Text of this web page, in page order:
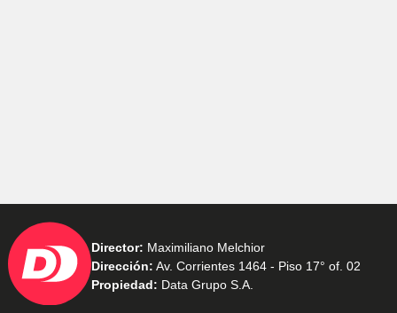
Director: Maximiliano Melchior
Dirección: Av. Corrientes 1464 - Piso 17° of. 02
Propiedad: Data Grupo S.A.